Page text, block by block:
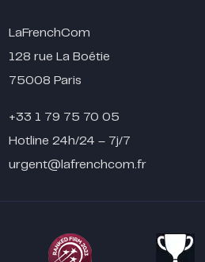
LaFrenchCom
128 rue La Boétie
75008 Paris
+33 1 79 75 70 05
Hotline 24h/24 – 7j/7
urgent@lafrenchcom.fr